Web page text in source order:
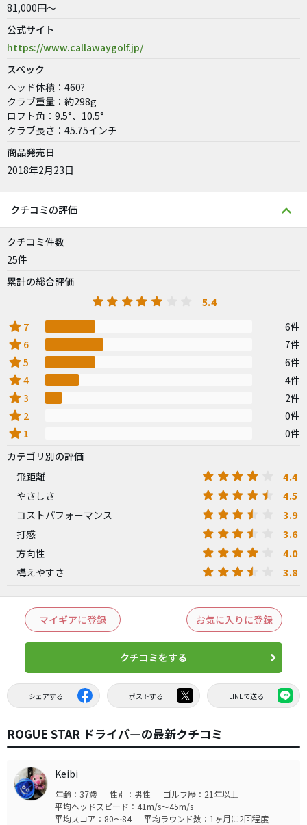
81,000円～
公式サイト
https://www.callawaygolf.jp/
スペック
ヘッド体積：460?
クラブ重量：約298g
ロフト角：9.5°、10.5°
クラブ長さ：45.75インチ
商品発売日
2018年2月23日
クチコミの評価
クチコミ件数
25件
累計の総合評価
5.4
star 7 6件
star 6 7件
star5 6件
star4 4件
star3 2件
star 2 0件
star 1
0件
カテゴリ別の評価
飛距離
4.4
やさしさ 4.5
コストパフォーマンス 3.9
打感 3.6
方向性 4.0
構えやすさ 3.8
マイギアに登録 お気に入りに登録
クチコミをする
シェアする ポストする LINEで送る
ROGUE STAR ドライバ―の最新クチコミ
Keibi
年齢：37歳 性別：男性
ゴルフ歴：21年以上
平均ヘッドスピード：41m/s～45m/s
平均スコア：80～84
平均ラウンド数：1ヶ月に2回程度